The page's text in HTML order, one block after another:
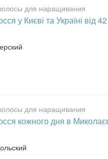
для наращивания
у Києві та Україні від
для наращивания
кожного дня в